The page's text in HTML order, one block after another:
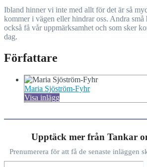
Ibland hinner vi inte med allt för det är så
kommer i vägen eller hindrar oss. Andra små
också få vår uppmärksamhet och som sker
dag.
Författare
Maria Sjöström-Fyhr
Visa inlägg
Upptäck mer från Tankar
Prenumerera för att få de senaste inläggen
Skriv din e-post …